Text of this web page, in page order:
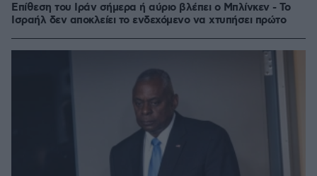
Επίθεση του Ιράν σήμερα ή αύριο βλέπει ο Μπλίνκεν - Το
Ισραήλ δεν αποκλείει το ενδεχόμενο να χτυπήσει πρώτο